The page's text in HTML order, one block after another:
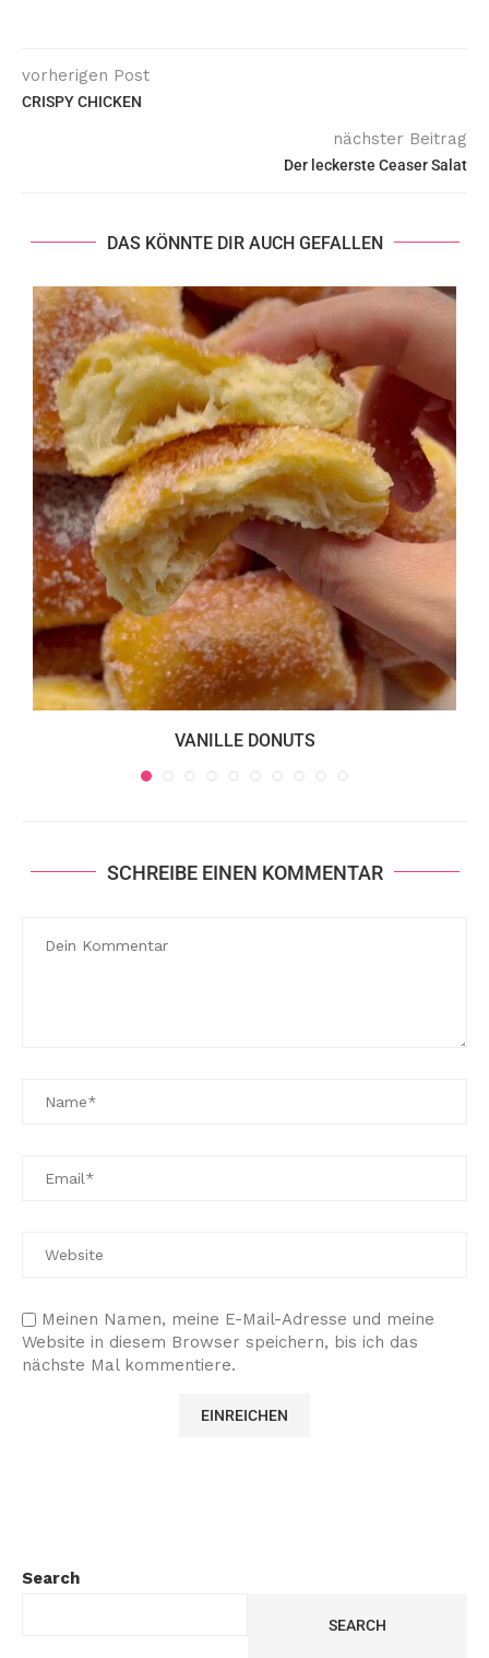
vorherigen Post
CRISPY CHICKEN
nächster Beitrag
Der leckerste Ceaser Salat
DAS KÖNNTE DIR AUCH GEFALLEN
VANILLE DONUTS
SCHREIBE EINEN KOMMENTAR
Meinen Namen, meine E-Mail-Adresse und meine
Website in diesem Browser speichern, bis ich das
nächste Mal kommentiere.
Search
SEARCH